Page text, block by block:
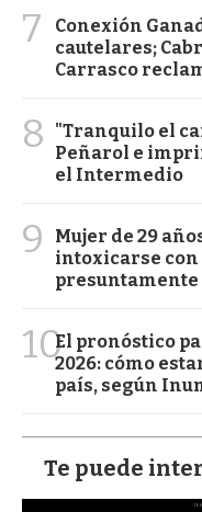
7
Conexión
cautelares;
Carrasco
8
"Tranquilo el
Peñarol e
el Intermedio
9
Mujer de 29
intoxicarse
presuntamente
10El pronóstico
2026: cómo
país, según
Te puede